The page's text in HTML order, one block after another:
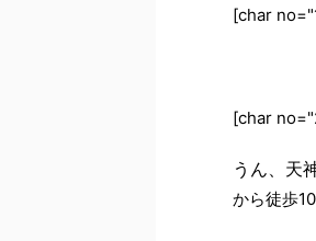
[char
[char
うん、天
から徒歩